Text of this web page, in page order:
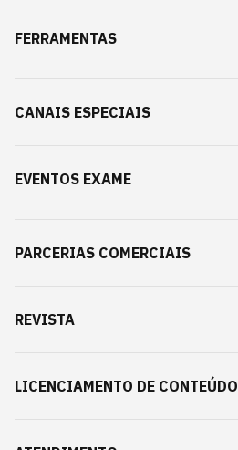
FERRAMENTAS
CANAIS ESPECIAIS
EVENTOS EXAME
PARCERIAS COMERCIAIS
REVISTA
LICENCIAMENTO DE CONTEÚDO